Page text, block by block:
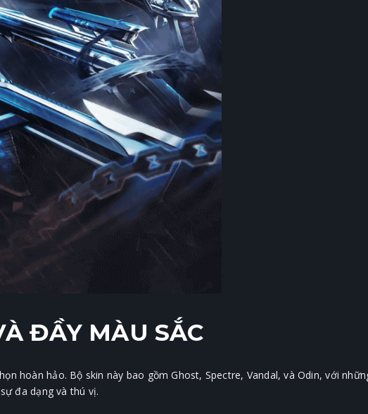
ĐẦY MÀU SẮC
hoàn hảo. Bộ skin này bao gồm Ghost, Spectre, Vandal, và Odin, với
đa dạng và thú vị.